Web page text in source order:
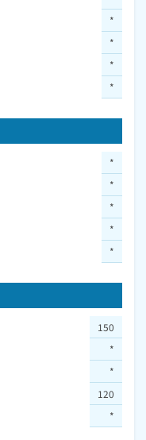
*
*
*
*
*
*
*
*
*
150
*
*
120
*